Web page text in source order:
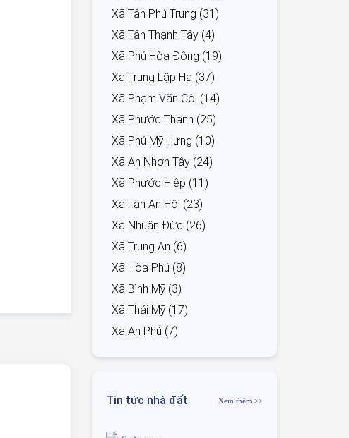
Xã Tân Phú Trung (31)
Xã Tân Thạnh Tây (4)
Xã Phú Hòa Đông (19)
Xã Trung Lập Hạ (37)
Xã Phạm Văn Cội (14)
Xã Phước Thạnh (25)
Xã Phú Mỹ Hưng (10)
Xã An Nhơn Tây (24)
Xã Phước Hiệp (11)
Xã Tân An Hội (23)
Xã Nhuận Đức (26)
Xã Trung An (6)
Xã Hòa Phú (8)
Xã Bình Mỹ (3)
Xã Thái Mỹ (17)
Xã An Phú (7)
Tin tức nhà đất Xem thêm >>